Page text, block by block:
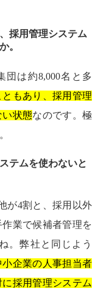
採用管理システム
。
団は約8,000名と多
もあり、採用管理
い状態なのです。極
テムを使わないと
が4割と、採用以外
業で候補者管理を
。弊社と同じよう
企業の人事担当者
採用管理システム